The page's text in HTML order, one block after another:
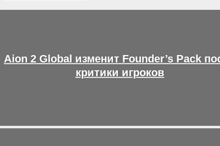
Aion 2 Global изменит Founder’s Pack
критики игроков